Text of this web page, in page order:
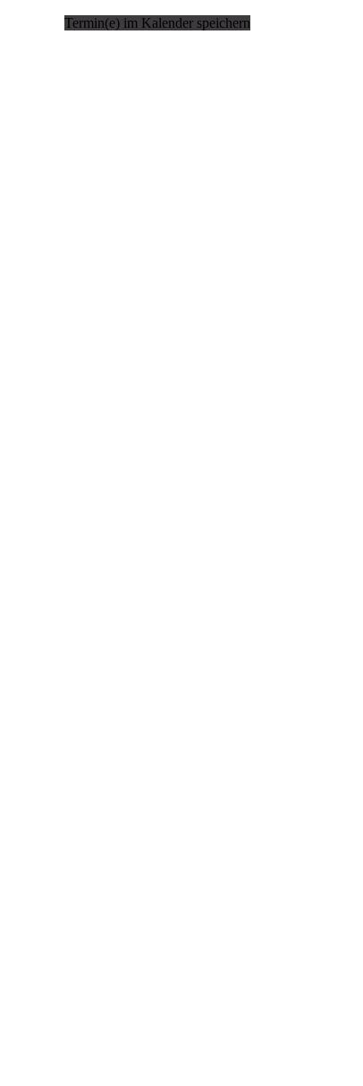
Termin(e) im Kalender speichern